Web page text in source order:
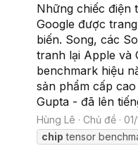
Những chiếc điện
Google được
biến. Song, các
tranh lại Apple và
benchmark hiệu
sản phẩm cấp
Gupta - đã lên
Hùng Lê Chủ đề
chip tensor